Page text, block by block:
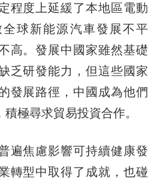
程度上延緩了本地區電動
球新能源汽車發展不平
高。發展中國家雖然基礎
乏研發能力，但這些國家
發展路徑，中國成為他們
極尋求貿易投資合作。
焦慮影響可持續健康發
轉型中取得了成就，也碰